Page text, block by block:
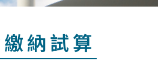
納試算